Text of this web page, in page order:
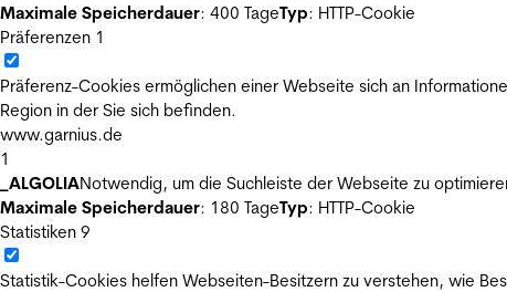
Maximale Speicherdauer: 400 TageTyp: HTTP-Cookie
Präferenzen 1
Präferenz-Cookies ermöglichen einer Webseite sich an
Region in der Sie sich befinden.
www.garnius.de
1
_ALGOLIANotwendig, um die Suchleiste der Webseite zu
Maximale Speicherdauer: 180 TageTyp: HTTP-Cookie
Statistiken 9
Statistik-Cookies helfen Webseiten-Besitzern zu verstehen, wie